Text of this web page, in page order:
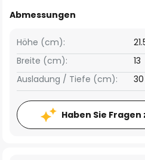
Abmessungen
Breite (cm): 13
Höhe (cm):
Ausladung / Tiefe (cm): 30
Haben Sie